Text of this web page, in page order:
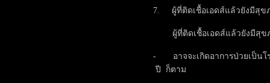
7. ผู้ที่ติดเชื้อเอดส์แล้วยังมีสุข
ผู้ที่ติดเชื้อเอดส์แล้วยังมีสุข
- อาจจะเกิดอาการป่วยเป็นโ
ปี ก็ตาม